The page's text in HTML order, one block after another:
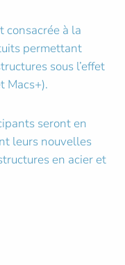
consacrée à la
permettant
sous l’effet
Macs+).
seront en
leurs nouvelles
en acier et